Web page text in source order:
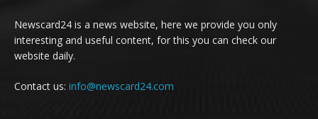
Newscard24 is a news website, here we provide you only
interesting and useful content, for this you can check our
website daily.
Contact us: info@newscard24.com